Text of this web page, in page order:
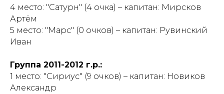
4 место: "Сатурн" (4 очка) – капитан: Мирсков
Артём
5 место: "Марс" (0 очков) – капитан: Рувинский
Иван
Группа 2011-2012 г.р.:
1 место: "Сириус" (9 очков) – капитан: Новиков
Александр